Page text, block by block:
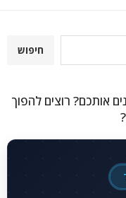
חיפוש
אותכם? רוצים להפוך